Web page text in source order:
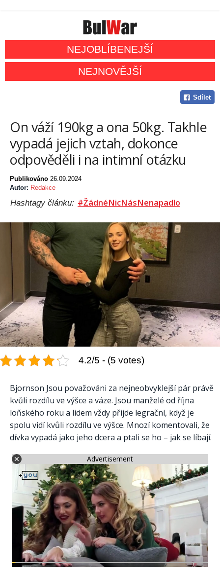
NEJOBLÍBENEJŠÍ
NEJNOVĚJŠÍ
Sdílet
On váží 190kg a ona 50kg. Takhle
vypadá jejich vztah, dokonce
odpověděli i na intimní otázku
Publikováno 26.09.2024
Autor: Redakce
Hashtagy článku: #ŽádnéNicNásNenapadlo
4.2/5 - (5 votes)
Bjornson Jsou považováni za nejneobvyklejší pár právě
kvůli rozdílu ve výšce a váze. Jsou manželé od října
loňského roku a lidem vždy přijde legrační, když je
spolu vidí kvůli rozdílu ve výšce. Mnozí komentovali, že
dívka vypadá jako jeho dcera a ptali se ho – jak se líbají.
Advertisement